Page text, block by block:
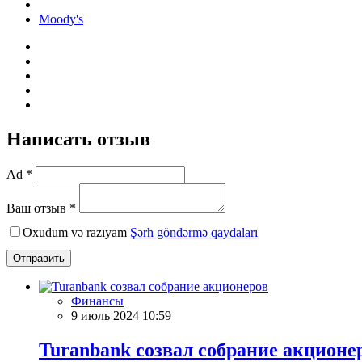
Moody's
Написать отзыв
Ad *
Ваш отзыв *
Oxudum və razıyam Şərh göndərmə qaydaları
Отправить
Финансы
9 июль 2024 10:59
Turanbank созвал собрание